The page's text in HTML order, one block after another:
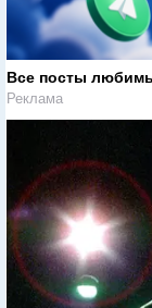
Все посты
Реклама